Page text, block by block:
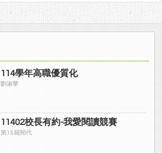
114學年高職優質化
劉淑華
11402校長有約-我愛閱讀競賽
第15屆閱代